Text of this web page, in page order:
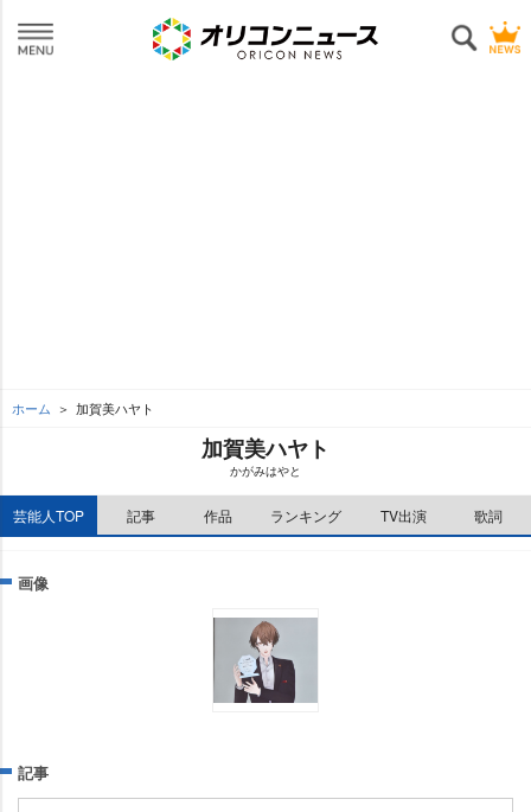
ホーム 加賀美ハヤト
加賀美ハヤト
かがみはやと
芸能人TOP 記事 作品 ランキング TV出演 歌詞
画像
記事